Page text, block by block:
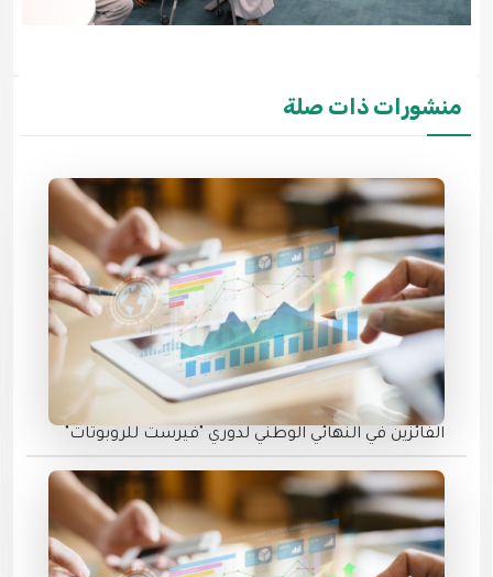
منشورات ذات صلة
الفائزين في النهائي الوطني لدوري "فيرست للروبوتات"